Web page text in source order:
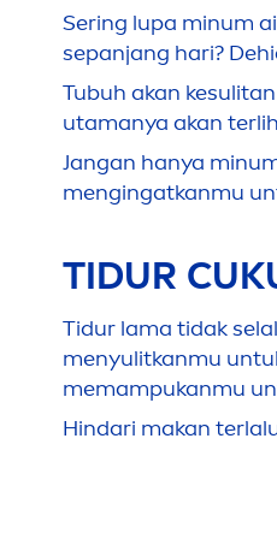
Sering lupa minum
sepanjang hari?
Tubuh akan
utamanya akan
Jangan hanya
mengingatkanmu
TIDUR
Tidur lama tidak
menyulitkanmu
memampukanmu
Hindari makan